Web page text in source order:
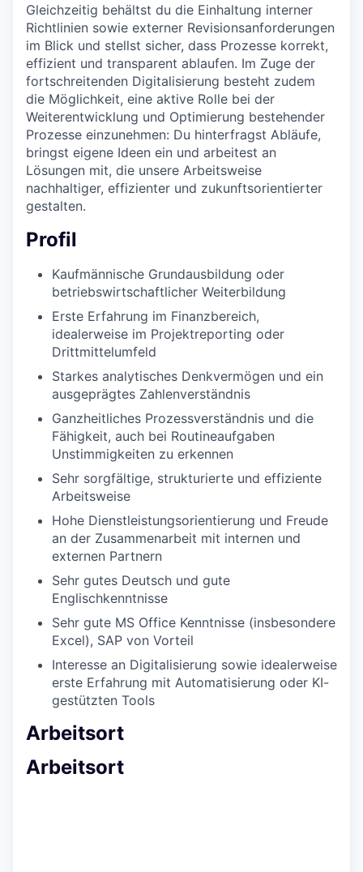
Gleichzeitig behältst du die Einhaltung interner
Richtlinien sowie externer Revisionsanforderungen
im Blick und stellst sicher, dass Prozesse korrekt,
effizient und transparent ablaufen. Im Zuge der
fortschreitenden Digitalisierung besteht zudem
die Möglichkeit, eine aktive Rolle bei der
Weiterentwicklung und Optimierung bestehender
Prozesse einzunehmen: Du hinterfragst Abläufe,
bringst eigene Ideen ein und arbeitest an
Lösungen mit, die unsere Arbeitsweise
nachhaltiger, effizienter und zukunftsorientierter
gestalten.
Profil
Kaufmännische Grundausbildung oder
betriebswirtschaftlicher Weiterbildung
Erste Erfahrung im Finanzbereich,
idealerweise im Projektreporting oder
Drittmittelumfeld
Starkes analytisches Denkvermögen und ein
ausgeprägtes Zahlenverständnis
Ganzheitliches Prozessverständnis und die
Fähigkeit, auch bei Routineaufgaben
Unstimmigkeiten zu erkennen
Sehr sorgfältige, strukturierte und effiziente
Arbeitsweise
Hohe Dienstleistungsorientierung und Freude
an der Zusammenarbeit mit internen und
externen Partnern
Sehr gutes Deutsch und gute
Englischkenntnisse
Sehr gute MS Office Kenntnisse (insbesondere
Excel), SAP von Vorteil
Interesse an Digitalisierung sowie idealerweise
erste Erfahrung mit Automatisierung oder KI-
gestützten Tools
Arbeitsort
Arbeitsort